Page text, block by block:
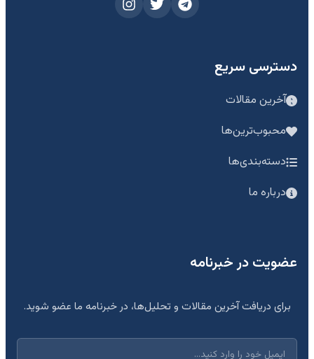
دسترسی سریع
آخرین مقالات
محبوب‌ترین‌ها
دسته‌بندی‌ها
درباره ما
عضویت در خبرنامه
برای دریافت آخرین مقالات و تحلیل‌ها، در خبرنامه ما عضو شوید.